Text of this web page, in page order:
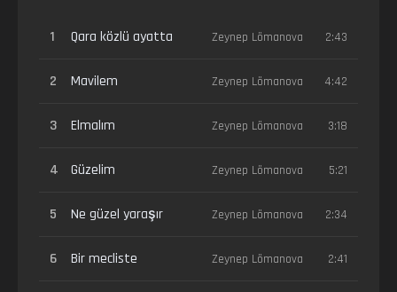
1 Qara közlü ayatta Zeynep Lömanova 2:43
2 Mavilem Zeynep Lömanova 4:42
3 Elmalım Zeynep Lömanova 3:18
4 Güzelim Zeynep Lömanova 5:21
5 Ne güzel yaraşır Zeynep Lömanova 2:34
6 Bir mecliste Zeynep Lömanova 2:41